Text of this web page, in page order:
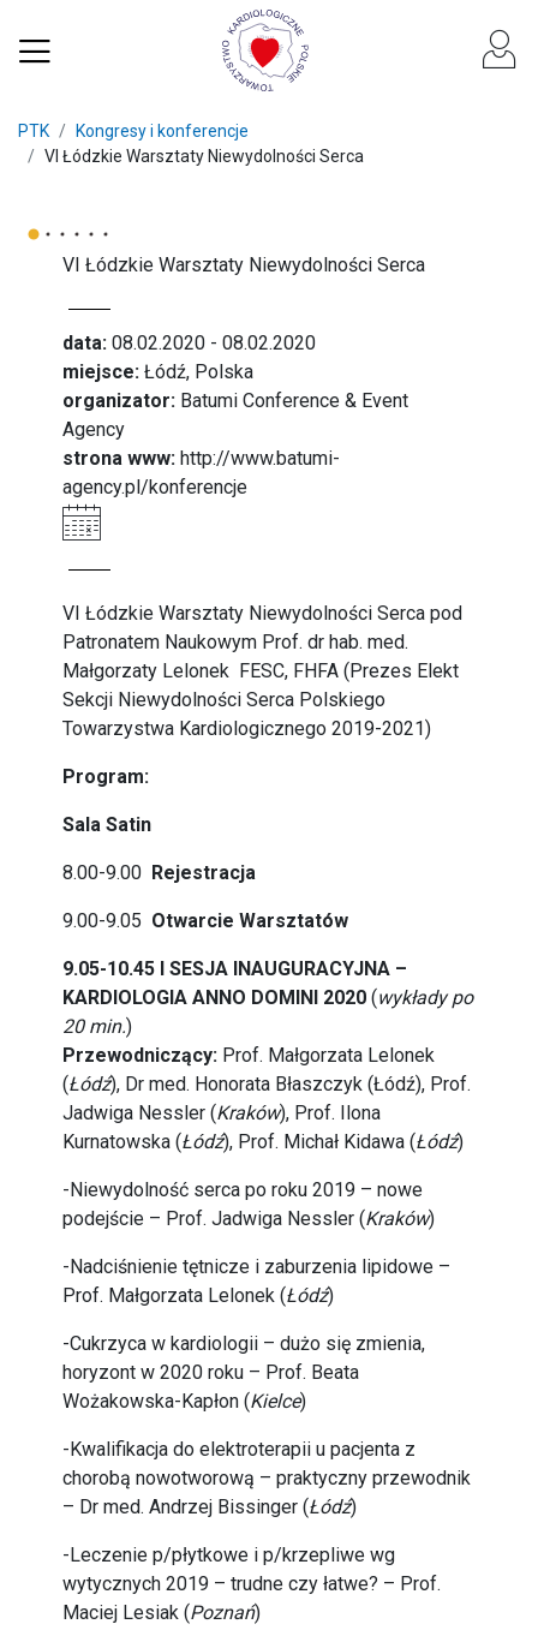
PTK
Kongresy i konferencje
VI Łódzkie Warsztaty Niewydolności Serca
VI Łódzkie Warsztaty Niewydolności Serca
data: 08.02.2020 - 08.02.2020
miejsce: Łódź, Polska
organizator: Batumi Conference & Event
Agency
strona www: http://www.batumi-
agency.pl/konferencje
VI Łódzkie Warsztaty Niewydolności Serca pod
Patronatem Naukowym Prof. dr hab. med.
Małgorzaty Lelonek FESC, FHFA (Prezes Elekt
Sekcji Niewydolności Serca Polskiego
Towarzystwa Kardiologicznego 2019-2021)
Program:
Sala Satin
8.00-9.00 Rejestracja
9.00-9.05 Otwarcie Warsztatów
9.05-10.45 I SESJA INAUGURACYJNA –
KARDIOLOGIA ANNO DOMINI 2020(wykłady po
20 min.)
Przewodniczący: Prof. Małgorzata Lelonek
(Łódź), Dr med. Honorata Błaszczyk (Łódź), Prof.
Jadwiga Nessler (Kraków), Prof. Ilona
Kurnatowska (Łódź), Prof. Michał Kidawa (Łódź)
-Niewydolność serca po roku 2019 – nowe
podejście – Prof. Jadwiga Nessler (Kraków)
-Nadciśnienie tętnicze i zaburzenia lipidowe –
Prof. Małgorzata Lelonek (Łódź)
-Cukrzyca w kardiologii – dużo się zmienia,
horyzont w 2020 roku – Prof. Beata
Wożakowska-Kapłon (Kielce)
-Kwalifikacja do elektroterapii u pacjenta z
chorobą nowotworową – praktyczny przewodnik
– Dr med. Andrzej Bissinger (Łódź)
-Leczenie p/płytkowe i p/krzepliwe wg
wytycznych 2019 – trudne czy łatwe? – Prof.
Maciej Lesiak (Poznań)